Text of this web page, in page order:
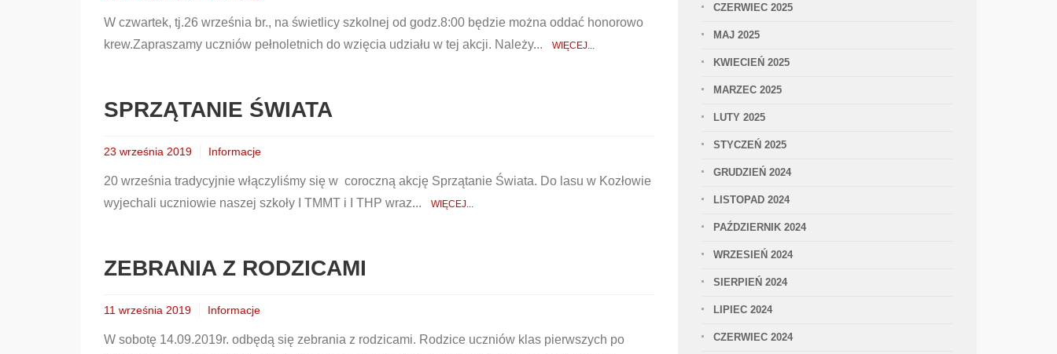
W czwartek, tj.26 września br., na świetlicy szkolnej od godz.8:00 będzie można oddać honorowo
krew.Zapraszamy uczniów pełnoletnich do wzięcia udziału w tej akcji. Należy...
WIĘCEJ...
SPRZĄTANIE ŚWIATA
23 września 2019 Informacje
20 września tradycyjnie włączyliśmy się w coroczną akcję Sprzątanie Świata. Do lasu w Kozłowie
wyjechali uczniowie naszej szkoły I TMMT i I THP wraz...
WIĘCEJ...
ZEBRANIA Z RODZICAMI
11 września 2019 Informacje
W sobotę 14.09.2019r. odbędą się zebrania z rodzicami. Rodzice uczniów klas pierwszych po
CZERWIEC 2025
MAJ 2025
KWIECIEŃ 2025
MARZEC 2025
LUTY 2025
STYCZEŃ 2025
GRUDZIEŃ 2024
LISTOPAD 2024
PAŹDZIERNIK 2024
WRZESIEŃ 2024
SIERPIEŃ 2024
LIPIEC 2024
CZERWIEC 2024